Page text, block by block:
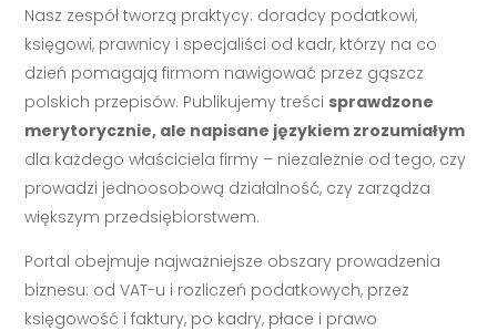
Nasz zespół tworzą praktycy: doradcy podatkowi,
księgowi, prawnicy i specjaliści od kadr, którzy na co
dzień pomagają firmom nawigować przez gąszcz
polskich przepisów. Publikujemy treści sprawdzone
merytorycznie, ale napisane językiem zrozumiałym
dla każdego właściciela firmy – niezależnie od tego, czy
prowadzi jednoosobową działalność, czy zarządza
większym przedsiębiorstwem.
Portal obejmuje najważniejsze obszary prowadzenia
biznesu: od VAT-u i rozliczeń podatkowych, przez
księgowość i faktury, po kadry, płace i prawo